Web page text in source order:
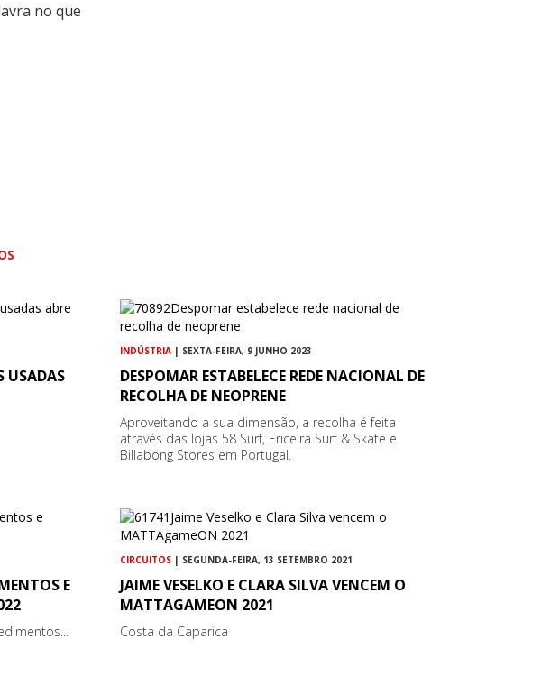
no que
USADAS
INDÚSTRIA | SEXTA-FEIRA, 9 JUNHO 2023
DESPOMAR ESTABELECE REDE NACIONAL DE
RECOLHA DE NEOPRENE
Aproveitando a sua dimensão, a recolha é feita
através das lojas 58 Surf, Ericeira Surf & Skate e
Billabong Stores em Portugal.
E
CIRCUITOS | SEGUNDA-FEIRA, 13 SETEMBRO 2021
JAIME VESELKO E CLARA SILVA VENCEM O
MATTAGAMEON 2021
Costa da Caparica